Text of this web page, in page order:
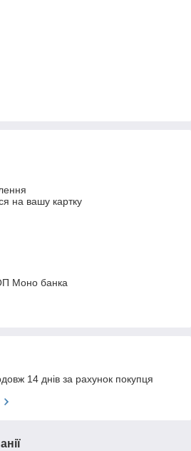
на вашу картку
Моно банка
14 днів за рахунок покупця